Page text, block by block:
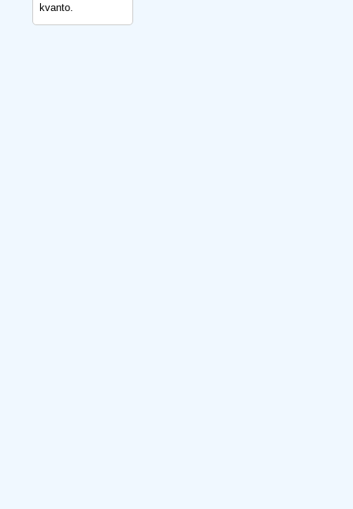
kvanto.